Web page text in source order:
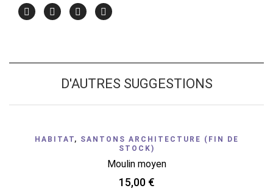
D'AUTRES SUGGESTIONS
HABITAT, SANTONS ARCHITECTURE (FIN DE
STOCK)
Moulin moyen
15,00 €